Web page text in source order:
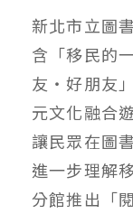
新北市立圖
含「移民的
友‧好朋友
元文化融合
讓民眾在圖
進一步理解
分館推出「